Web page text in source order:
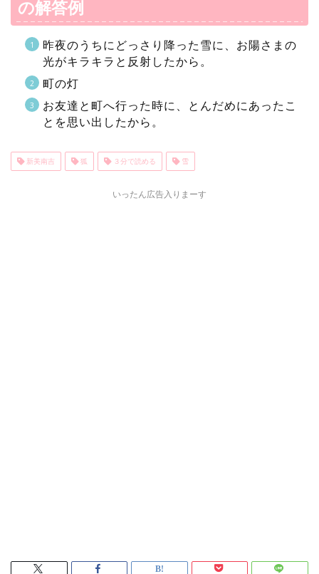
の解答例
昨夜のうちにどっさり降った雪に、お陽さまの
光がキラキラと反射したから。
町の灯
お友達と町へ行った時に、とんだめにあったこ
とを思い出したから。
新美南吉 狐 ３分で読める 雪
いったん広告入りまーす